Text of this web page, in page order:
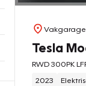
Tesla
2023